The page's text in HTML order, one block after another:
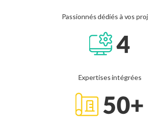
Passionnés dédiés à vos
Expertises intégrées